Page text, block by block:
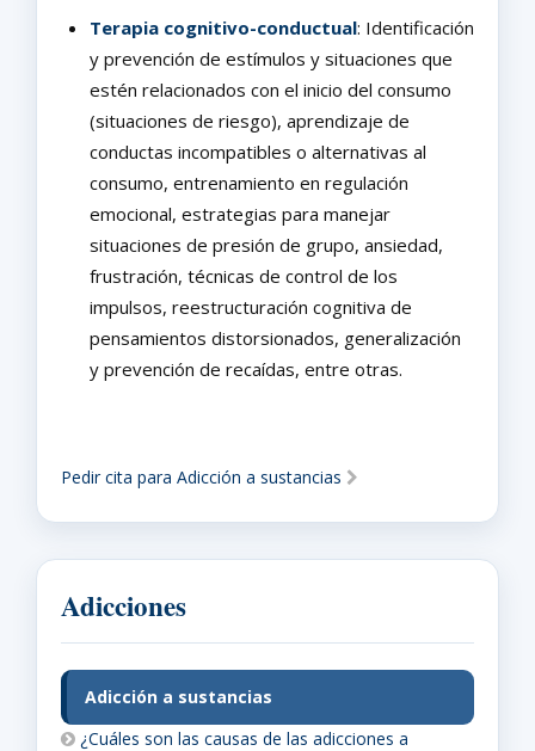
Terapia cognitivo-conductual: Identificación
y prevención de estímulos y situaciones que
estén relacionados con el inicio del consumo
(situaciones de riesgo), aprendizaje de
conductas incompatibles o alternativas al
consumo, entrenamiento en regulación
emocional, estrategias para manejar
situaciones de presión de grupo, ansiedad,
frustración, técnicas de control de los
impulsos, reestructuración cognitiva de
pensamientos distorsionados, generalización
y prevención de recaídas, entre otras.
Pedir cita para Adicción a sustancias
Adicciones
Adicción a sustancias
¿Cuáles son las causas de las adicciones a